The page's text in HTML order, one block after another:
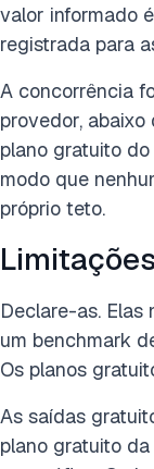
valor informado
registrada para
A concorrência
provedor,
plano gratuito
modo que
próprio teto.
Limitações
Declare-as. Elas
um benchmark
Os planos
As saídas
plano gratuito